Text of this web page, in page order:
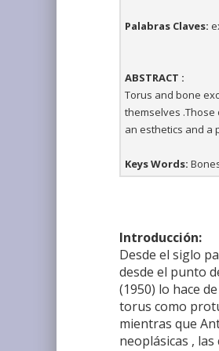
Palabras Claves:
ABSTRACT :
Torus and bone
themselves
an esthetics and a
Keys Words:
Introducción:
Desde el siglo
desde el punto
(1950) lo hace
torus como
mientras que
neoplásicas ,